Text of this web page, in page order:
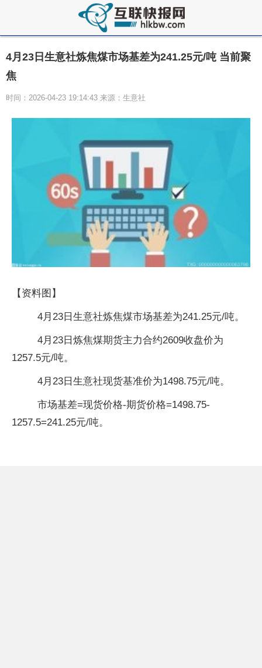
4月23日生意社炼焦煤市场基差为241.25元/吨 当前聚
焦
时间：2026-04-23 19:14:43 来源：生意社
【资料图】
4月23日生意社炼焦煤市场基差为241.25元/吨。
4月23日炼焦煤期货主力合约2609收盘价为
1257.5元/吨。
4月23日生意社现货基准价为1498.75元/吨。
市场基差=现货价格-期货价格=1498.75-
1257.5=241.25元/吨。